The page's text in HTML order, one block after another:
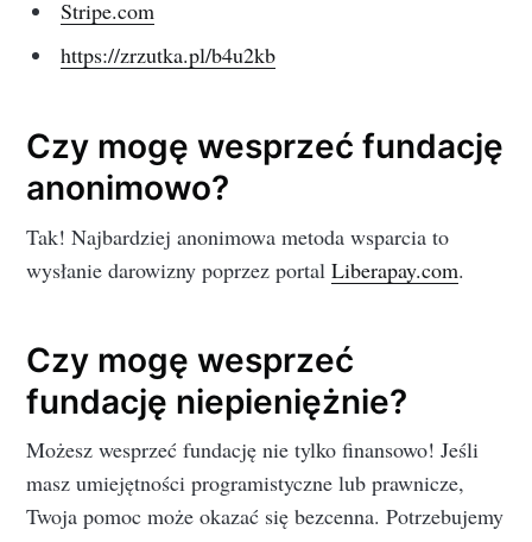
Stripe.com
https://zrzutka.pl/b4u2kb
Czy mogę wesprzeć fundację
anonimowo?
Tak! Najbardziej anonimowa metoda wsparcia to
wysłanie darowizny poprzez portalLiberapay.com.
Czy mogę wesprzeć
fundację niepieniężnie?
Możesz wesprzeć fundację nie tylko finansowo! Jeśli
masz umiejętności programistyczne lub prawnicze,
Twoja pomoc może okazać się bezcenna. Potrzebujemy